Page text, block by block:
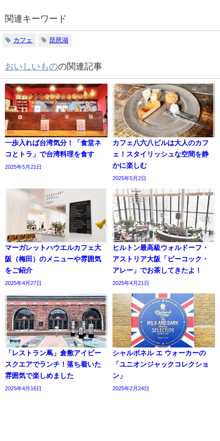
関連キーワード
カフェ 琵琶湖
おいしいものの関連記事
一歩入れば台湾気分！「食堂ネ
コとトラ」で台湾料理を食す
2025年5月21日
カフェ八六八ビルは大人のカフ
ェ！スタイリッシュな空間を静
かに楽しむ
2025年5月2日
マーガレットハウエルカフェ大
阪（梅田）のメニューや雰囲気
をご紹介
2025年4月27日
ヒルトン最高級ウォルドーフ・
アストリア大阪「ピーコック・
アレー」でお茶してきたよ！
2025年4月21日
「レストラン蔦」倉敷アイビー
スクエアでランチ！落ち着いた
雰囲気で楽しめました
2025年4月16日
シャルボネル エ ウォーカーの
「ユニオンジャックコレクショ
ン」
2025年2月24日